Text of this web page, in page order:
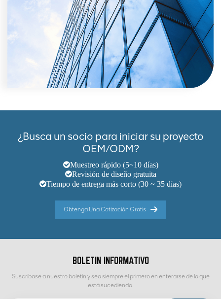
¿Busca un socio para iniciar su proyecto
OEM/ODM?
Muestreo rápido (5~10 días)
Revisión de diseño gratuita
Tiempo de entrega más corto (30 ~ 35 días)
Obtenga Una Cotización Gratis
BOLETIN INFORMATIVO
Suscríbase a nuestro boletín y sea siempre el primero en enterarse de lo que
está sucediendo.